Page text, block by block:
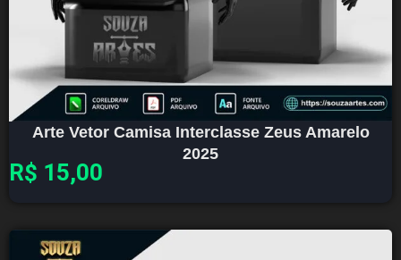
Arte Vetor Camisa Interclasse Zeus Amarelo
2025
R$ 15,00